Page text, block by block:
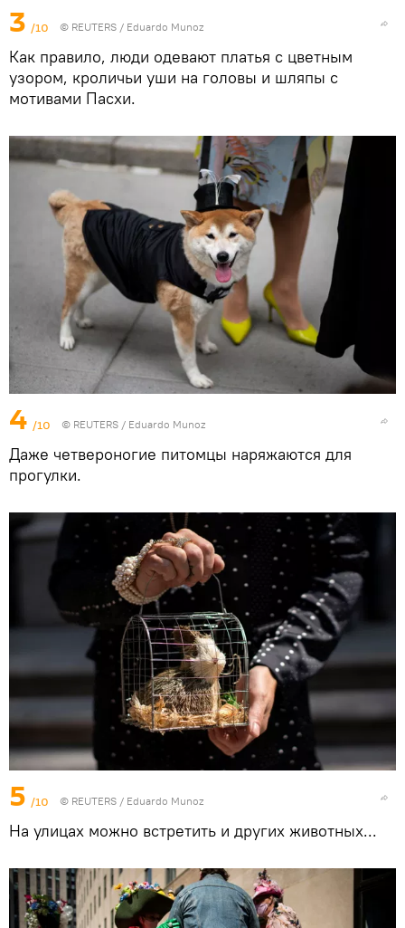
3 /10 © REUTERS / Eduardo Munoz
Как правило, люди одевают платья с цветным
узором, кроличьи уши на головы и шляпы с
мотивами Пасхи.
4 /10 © REUTERS / Eduardo Munoz
Даже четвероногие питомцы наряжаются для
прогулки.
5 /10 © REUTERS / Eduardo Munoz
На улицах можно встретить и других животных...